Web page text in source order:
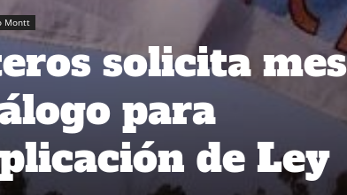
Montt
solicita
para
de Ley